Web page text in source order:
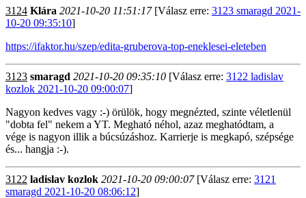
3124 Klára 2021-10-20 11:51:17[Válasz erre: 3123 smaragd 2021-
10-20 09:35:10]
https://ifaktor.hu/szep/edita-gruberova-top-eneklesei-eleteben
3123 smaragd 2021-10-20 09:35:10 [Válasz erre: 3122 ladislav
kozlok 2021-10-20 09:00:07]
Nagyon kedves vagy :-) örülök, hogy megnézted, szinte véletlenül
"dobta fel" nekem a YT. Megható néhol, azaz meghatódtam, a
vége is nagyon illik a búcsúzáshoz. Karrierje is megkapó, szépsége
és... hangja :-).
3122 ladislav kozlok 2021-10-20 09:00:07[Válasz erre: 3121
smaragd 2021-10-20 08:06:12]